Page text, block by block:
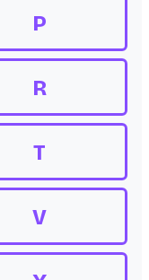
P
R
T
V